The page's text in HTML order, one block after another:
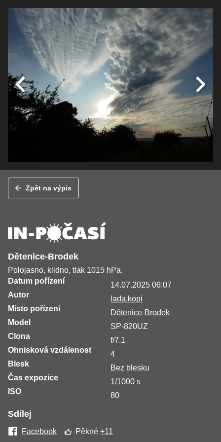
Zpět na výpis
Dětenice-Brodek
Polojasno, klidno, tlak 1015 hPa.
Datum pořízení
14.07.2025 06:07
Autor
lada.kopi
Místo pořízení
Dětenice-Brodek
Model
SP-820UZ
Clona
f/7.1
Ohnisková vzdálenost
4
Blesk
Bez blesku
Čas expozice
1/1000 s
ISO
80
Sdílej
Facebook Pěkné+11